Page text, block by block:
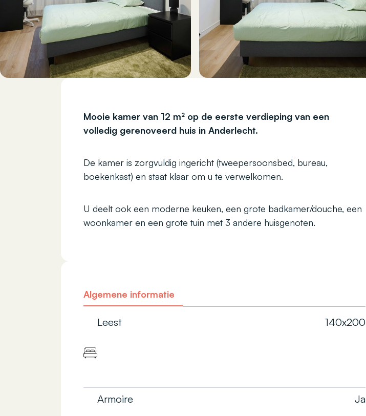
Mooie kamer van 12 m² op de eerste verdieping van een
volledig gerenoveerd huis in Anderlecht.
De kamer is zorgvuldig ingericht (tweepersoonsbed, bureau,
boekenkast) en staat klaar om u te verwelkomen.
U deelt ook een moderne keuken, een grote badkamer/douche, een
woonkamer en een grote tuin met 3 andere huisgenoten.
Algemene informatie
Leest 140x200
Armoire Ja